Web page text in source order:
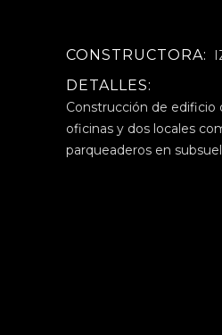
CONSTRUCTORA:
DETALLES:
Construcción de edificio
oficinas y dos locales
parqueaderos en